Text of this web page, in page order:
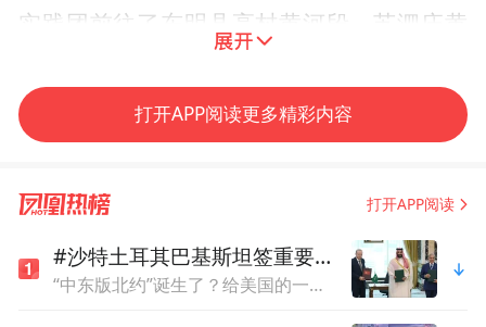
实践团前往了东明县高村黄河段、苏泗庄黄
第一村”——焦园乡斜辛庄旧址实地考察，实
践团成员们感受到黄河九曲蜿蜒、荡气回肠
水文特征，并向大众宣传黄河生态保护知
识，帮助村民树立生态保护意识，在黄河大
坝上清扫垃圾，劝导村民远离黄河大坝危险
地带，以实际行动助力黄河流域生态文明建
打开APP阅读更多精彩内容
打开APP阅读
#沙特土耳其巴基斯坦签重要协议
“中东版北约”诞生了？给美国的一个强烈信号